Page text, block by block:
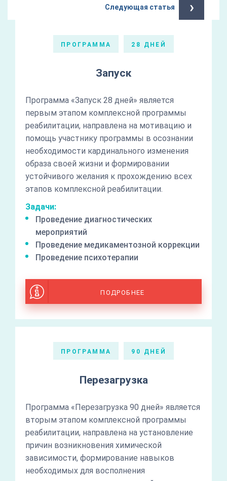
Следующая статья ›
ПРОГРАММА 28 ДНЕЙ
Запуск
Программа «Запуск 28 дней» является
первым этапом комплексной программы
реабилитации, направлена на мотивацию и
помощь участнику программы в осознании
необходимости кардинального изменения
образа своей жизни и формировании
устойчивого желания к прохождению всех
этапов комплексной реабилитации.
Задачи:
Проведение диагностических
мероприятий
Проведение медикаментозной коррекции
Проведение психотерапии
ПОДРОБНЕЕ
ПРОГРАММА 90 ДНЕЙ
Перезагрузка
Программа «Перезагрузка 90 дней» является
вторым этапом комплексной программы
реабилитации, направлена на установление
причин возникновения химической
зависимости, формирование навыков
необходимых для восполнения